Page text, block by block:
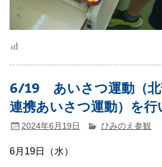
6/19 あいさつ運動（北
連携あいさつ運動）を行
2024年6月19日 ひみのえ参観
6月19日（水）